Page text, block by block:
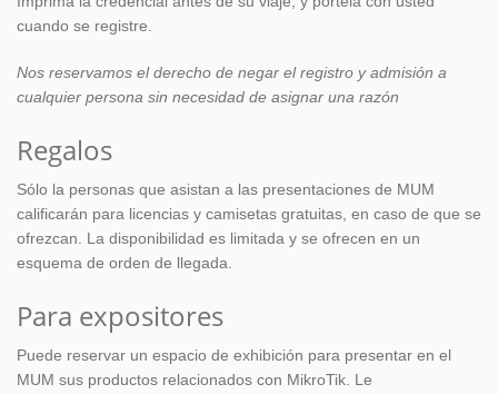
cuando se registre.
Nos reservamos el derecho de negar el registro y admisión a
cualquier persona sin necesidad de asignar una razón
Regalos
Sólo la personas que asistan a las presentaciones de MUM
calificarán para licencias y camisetas gratuitas, en caso de que se
ofrezcan. La disponibilidad es limitada y se ofrecen en un
esquema de orden de llegada.
Para expositores
Puede reservar un espacio de exhibición para presentar en el
MUM sus productos relacionados con MikroTik. Le